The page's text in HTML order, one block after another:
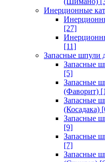
Инерционные
[27]
[11]
Запасные шпули
Запасные
[5]
Запасные
(Фаворит)
Запасные
(Косадака)
Запасные
[9]
Запасные
[7]
Запасные